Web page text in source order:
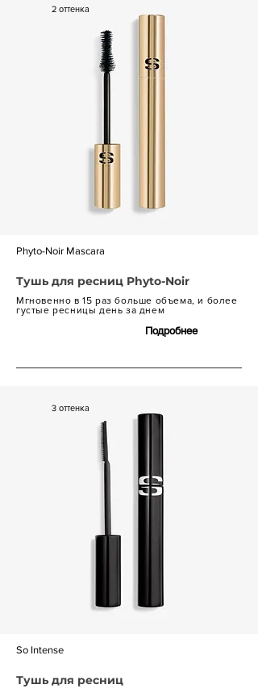
2 оттенка
Phyto-Noir Mascara
Тушь для ресниц Phyto-Noir
Мгновенно в 15 раз больше объема, и более
густые ресницы день за днем
Подробнее
3 оттенка
So Intense
Тушь для ресниц